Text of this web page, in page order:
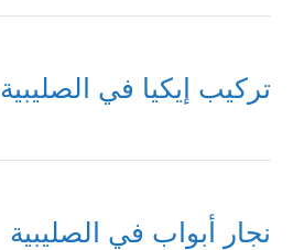
تركيب إيكيا في الصليبية
نجار أبواب في الصليبية